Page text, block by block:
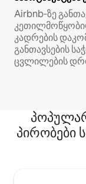
Airbnb‑ზე
კადრების
განთავსების
ცვლილების
პირობები